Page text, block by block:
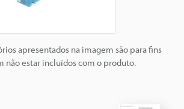
apresentados na imagem são para fins
não estar incluídos com o produto.